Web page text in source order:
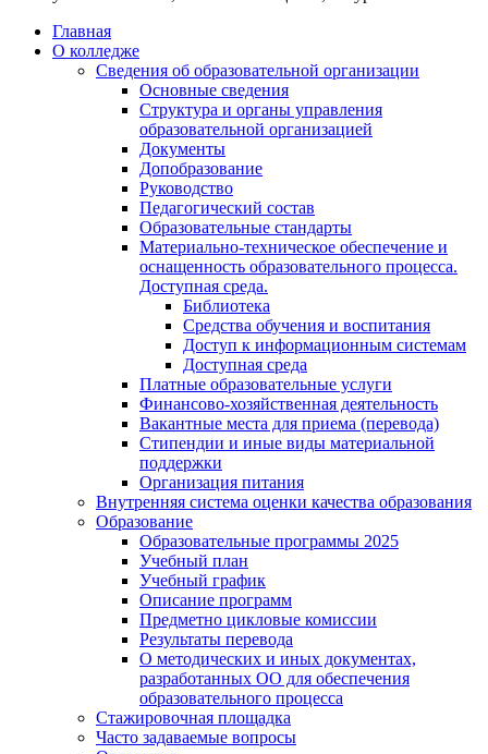
Главная
О колледже
Сведения об образовательной организации
Основные сведения
Структура и органы управления
образовательной организацией
Документы
Допобразование
Руководство
Педагогический состав
Образовательные стандарты
Материально-техническое обеспечение и
оснащенность образовательного процесса.
Доступная среда.
Библиотека
Средства обучения и воспитания
Доступ к информационным системам
Доступная среда
Платные образовательные услуги
Финансово-хозяйственная деятельность
Вакантные места для приема (перевода)
Стипендии и иные виды материальной
поддержки
Организация питания
Внутренняя система оценки качества образования
Образование
Образовательные программы 2025
Учебный план
Учебный график
Описание программ
Предметно цикловые комиссии
Результаты перевода
О методических и иных документах,
разработанных ОО для обеспечения
образовательного процесса
Стажировочная площадка
Часто задаваемые вопросы